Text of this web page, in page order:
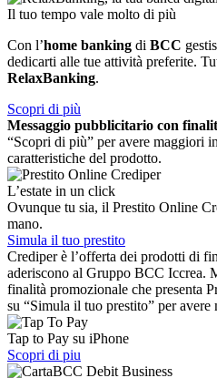
Il tuo tempo vale molto di più
Con l’home banking di BCC
dedicarti alle tue attività preferite.
RelaxBanking.
Scopri di più
Messaggio pubblicitario con
“Scopri di più” per avere maggiori
caratteristiche del prodotto.
L’estate in un click
Ovunque tu sia, il Prestito Online
mano.
Simula il tuo prestito
Crediper è l’offerta dei prodotti di
aderiscono al Gruppo BCC Iccrea.
finalità promozionale che presenta
su “Simula il tuo prestito” per
Tap to Pay su iPhone
Scopri di piu